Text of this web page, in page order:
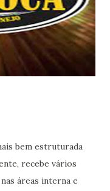
bem estruturada
recebe vários
áreas interna e